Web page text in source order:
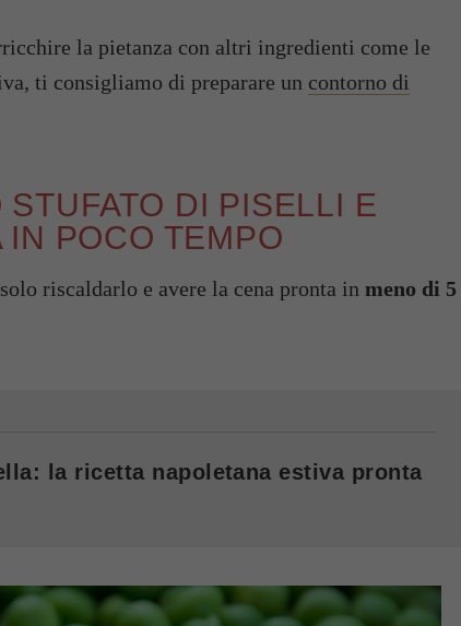
la pietanza con altri ingredienti come le
ti consigliamo di preparare un contorno di
DI PISELLI E
POCO TEMPO
riscaldarlo e avere la cena pronta in meno di 5
la ricetta napoletana estiva pronta